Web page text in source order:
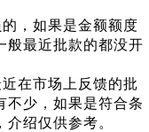
，如果是金额额度
般最近批款的都没开
在市场上反馈的批
不少，如果是符合条
绍仅供参考。